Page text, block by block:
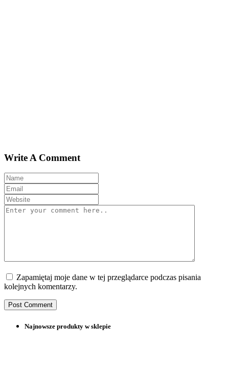
Write A Comment
Zapamiętaj moje dane w tej przeglądarce podczas pisania
kolejnych komentarzy.
Najnowsze produkty w sklepie